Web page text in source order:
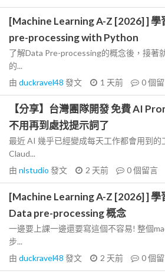
[Machine Learning A-Z [2026] ] 學
pre-processing with Python
了解Data Pre-processing的概念後，接著
的...
由 duckravel48 發文 1 天前 0個
【分享】台灣團隊開發 免費 AI
不用再到處找提示詞了
最近 AI 幾乎已經變成每天工作都會用到的
Claud...
由 nlstudio 發文 2 天前 0個留言
[Machine Learning A-Z [2026] ] 學
Data pre-processing 概念
一邊要上課一邊還要寫這個不容易! 整個
步...
由 duckravel48 發文 2 天前 0個